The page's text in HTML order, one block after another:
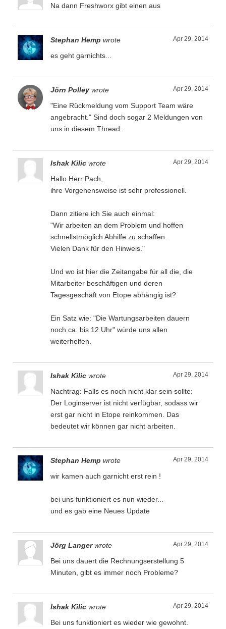
Na dann Freshworx gibt einen aus
Apr 29, 2014
Stephan Hemp wrote
es geht garnichts...
Apr 29, 2014
Jörn Polley wrote
"Eine Rückmeldung vom Support Team wäre
angebracht." Sind doch sogar 2 Meldungen von
uns in diesem Thread.
Apr 29, 2014
Ishak Kilic wrote
Hallo Herr Pach,
ihre Vorgehensweise ist sehr professionell.
Dann zitiere ich Sie auch einmal:
"Wir arbeiten an dem Problem und hoffen
schnellstmöglich Abhilfe zu schaffen.
Vielen Dank für den Hinweis."
Und wo ist hier die Zeitangabe für all die, die
Mitarbeiter beschäftigen und deren
Tagesgeschäft von Etope abhängig ist?
Ein Satz wie: "Die Wartungsarbeiten dauern
noch ca. bis 12 Uhr" würde uns allen
weiterhelfen.
Apr 29, 2014
Ishak Kilic wrote
Nachtrag: Falls es noch nicht klar sein sollte:
Der Loginserver ist nicht verfügbar, sodass wir
erst gar nicht in Etope reinkommen. Das
bedeutet wir können gar nicht arbeiten.
Apr 29, 2014
Stephan Hemp wrote
wir kamen auch garnicht erst rein !
bei uns funktioniert es nun wieder...
und es gab eine Neues Update
Apr 29, 2014
Jörg Langer wrote
Bei uns dauert die Rechnungserstellung 5
Minuten, gibt es immer noch Probleme?
Apr 29, 2014
Ishak Kilic wrote
Bei uns funktioniert es wieder wie gewohnt.